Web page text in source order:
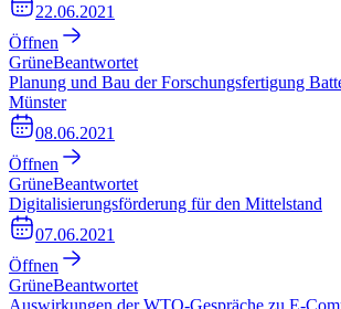
22.06.2021
Öffnen
GrüneBeantwortet
Planung und Bau der Forschungsfertigung
Münster
08.06.2021
Öffnen
GrüneBeantwortet
Digitalisierungsförderung für den Mittelstand
07.06.2021
Öffnen
GrüneBeantwortet
Auswirkungen der WTO-Gespräche zu E-